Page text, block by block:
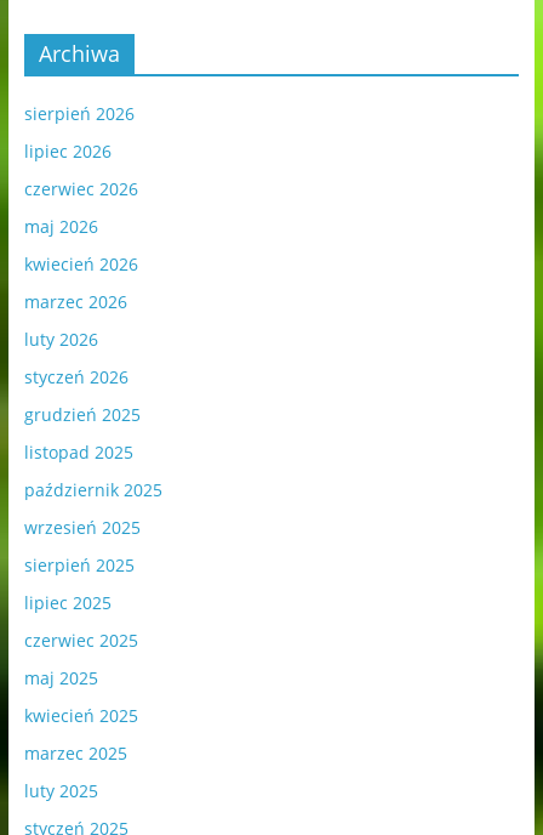
Archiwa
sierpień 2026
lipiec 2026
czerwiec 2026
maj 2026
kwiecień 2026
marzec 2026
luty 2026
styczeń 2026
grudzień 2025
listopad 2025
październik 2025
wrzesień 2025
sierpień 2025
lipiec 2025
czerwiec 2025
maj 2025
kwiecień 2025
marzec 2025
luty 2025
styczeń 2025